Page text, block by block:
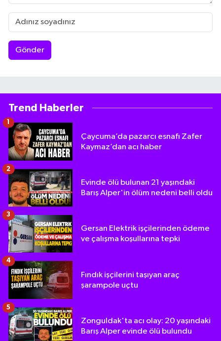
Gönder
Trend Haberler
Çaycuma’da pazarcı esnafı Zafer
Kaymaz’dan acı haber
Evinde ölü bulunan 21 yaşındaki
Barış Alper'in ölüm nedeni belli oldu
2
Gersan Elektrik işçilerinden ödeme
ve çalışma koşullarına tepki
3
Fındık işçilerini taşıyan araç
şarampole uçtu
4
Zonguldak'ta acı olay: 20 yaşındaki
Barış Alper evinde ölü bulundu
5